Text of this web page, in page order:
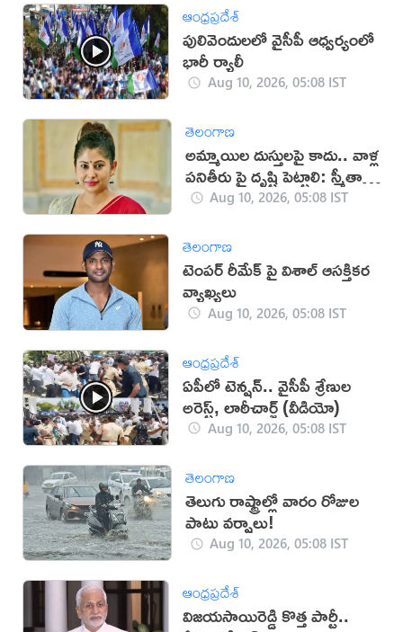
ఆంధ్రప్రదేశ్
పులివెందులలో వైసీపీ ఆధ్వర్యంలో
భారీ ర్యాలీ
Aug 10, 2026, 05:08 IST
తెలంగాణ
అమ్మాయిల దుస్తులపై కాదు.. వాళ్ల
పనితీరు పై దృష్టి పెట్టాలి: స్మీతా
సబర్వాల్
Aug 10, 2026, 05:08 IST
తెలంగాణ
టెంపర్ రీమేక్ పై విశాల్ ఆసక్తికర
వ్యాఖ్యలు
Aug 10, 2026, 05:08 IST
ఆంధ్రప్రదేశ్
ఏపీలో టెన్షన్.. వైసీపీ శ్రేణుల
అరెస్ట్, లాఠీచార్జ్‌ (వీడియో)
Aug 10, 2026, 05:08 IST
తెలంగాణ
తెలుగు రాష్ట్రాల్లో వారం రోజుల
పాటు వర్షాలు!
Aug 10, 2026, 05:08 IST
ఆంధ్రప్రదేశ్
విజయసాయిరెడ్డి కొత్త పార్టీ..